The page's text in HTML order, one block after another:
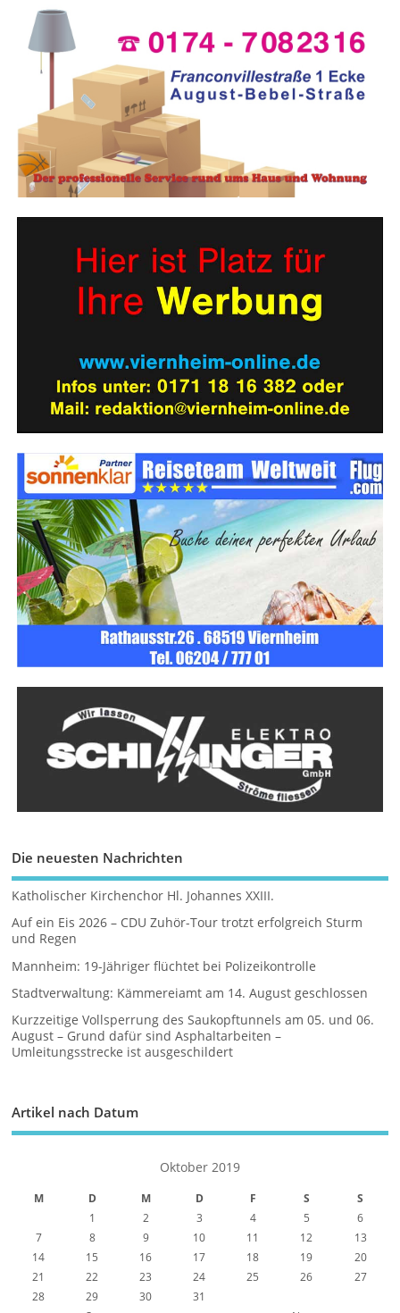
Die neuesten Nachrichten
Katholischer Kirchenchor Hl. Johannes XXIII.
Auf ein Eis 2026 – CDU Zuhör-Tour trotzt erfolgreich Sturm
und Regen
Mannheim: 19-Jähriger flüchtet bei Polizeikontrolle
Stadtverwaltung: Kämmereiamt am 14. August geschlossen
Kurzzeitige Vollsperrung des Saukopftunnels am 05. und 06.
August – Grund dafür sind Asphaltarbeiten –
Umleitungsstrecke ist ausgeschildert
Artikel nach Datum
Oktober 2019
M D M D F S S
1 2 3 4 5
6
7
8 9 10 11 12
13
14
15 16 17 18 19
20
21
22 23 24 25 26
27
28
29 30 31